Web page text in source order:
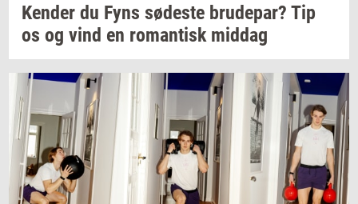
Ken­der du Fyns sø­de­ste bru­de­par? Tip
os og vind en ro­man­tisk mid­dag